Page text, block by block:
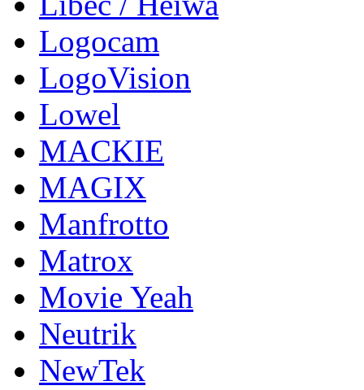
Logocam
LogoVision
Lowel
MACKIE
MAGIX
Manfrotto
Matrox
Movie Yeah
Neutrik
NewTek